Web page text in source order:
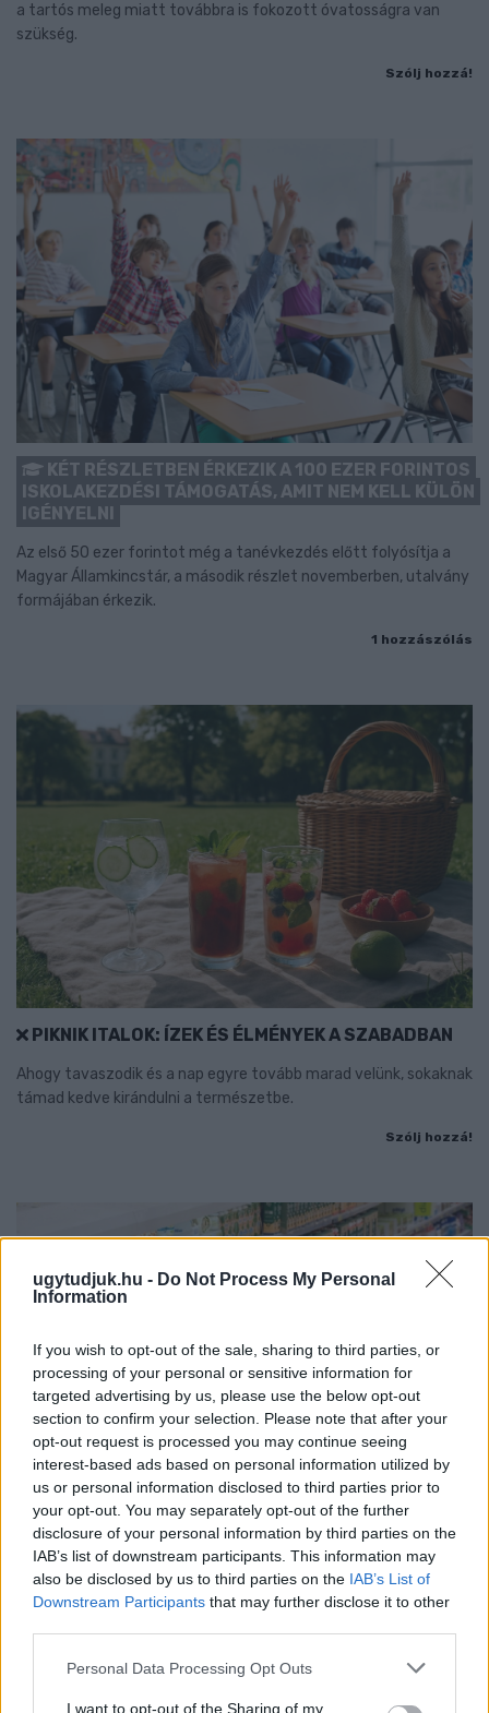
ugytudjuk.hu - Do Not Process My Personal
Information
If you wish to opt-out of the sale, sharing to third parties, or
processing of your personal or sensitive information for
targeted advertising by us, please use the below opt-out
section to confirm your selection. Please note that after your
opt-out request is processed you may continue seeing
interest-based ads based on personal information utilized by
us or personal information disclosed to third parties prior to
your opt-out. You may separately opt-out of the further
disclosure of your personal information by third parties on the
IAB’s list of downstream participants. This information may
also be disclosed by us to third parties on the IAB’s List of
Downstream Participants that may further disclose it to other
Please note that this website/app uses one or more Google
not limited to your visit or usage behaviour. You may click to
Personal Data Processing Opt Outs
I want to opt-out of the Sharing of my
a tartós meleg miatt továbbra is fokozott óvatosságra van
szükség.
Szólj hozzá!
KÉT RÉSZLETBEN ÉRKEZIK A 100 EZER FORINTOS
ISKOLAKEZDÉSI TÁMOGATÁS, AMIT NEM KELL KÜLÖN
IGÉNYELNI
Az első 50 ezer forintot még a tanévkezdés előtt folyósítja a
Magyar Államkincstár, a második részlet novemberben, utalvány
formájában érkezik.
1 hozzászólás
PIKNIK ITALOK: ÍZEK ÉS ÉLMÉNYEK A SZABADBAN
Ahogy tavaszodik és a nap egyre tovább marad velünk, sokaknak
támad kedve kirándulni a természetbe.
Szólj hozzá!
ÖRÖMHÍR: TÍZ ÉVE NEM VOLT ILYEN ALACSONY AZ
INFLÁCIÓ MAGYARORSZÁGON
Júliusban mindössze 1,2 százalékkal emelkedtek éves
összevetésben a fogyasztói árak, miközben az élelmiszerek ára
már csökkent.
Szólj hozzá!